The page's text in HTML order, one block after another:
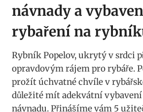
návnady a
rybaření na
Rybník Popelov, ukrytý v srdci
opravdovým rájem pro rybáře.
prožít úchvatné chvíle v
důležité mít adekvátní vybavení
návnadu. Přinášíme vám 5